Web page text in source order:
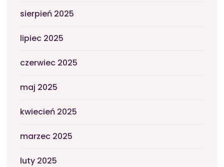
sierpień 2025
lipiec 2025
czerwiec 2025
maj 2025
kwiecień 2025
marzec 2025
luty 2025